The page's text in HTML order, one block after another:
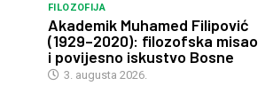
FILOZOFIJA
Akademik Muhamed Filipović
(1929–2020): filozofska misao
i povijesno iskustvo Bosne
3. augusta 2026.